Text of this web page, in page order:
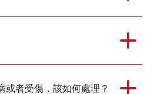
或者受傷，該如何處理？